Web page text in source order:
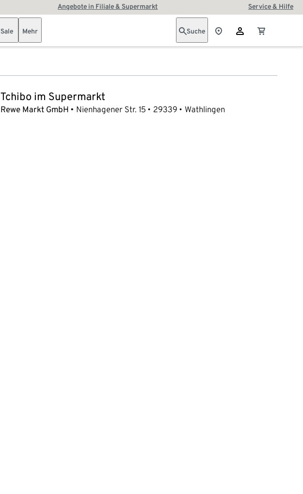
Angebote in Filiale & Supermarkt Service & Hilfe
Sale Mehr Suche
Tchibo im Supermarkt
Rewe Markt GmbH Nienhagener Str. 15 29339 Wathlingen